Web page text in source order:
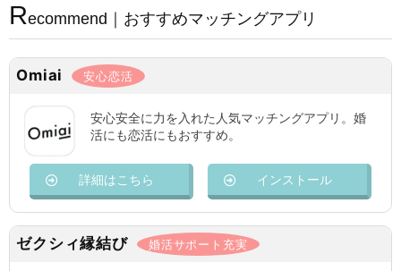
Recommend｜おすすめマッチングアプリ
Omiai 安心恋活
安心安全に力を入れた人気マッチングアプリ。婚
活にも恋活にもおすすめ。
詳細はこちら インストール
ゼクシィ縁結び 婚活サポート充実